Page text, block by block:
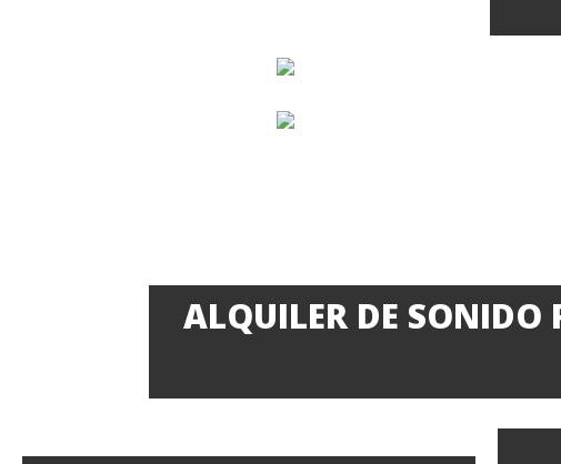
ALQUILER DE SONIDO